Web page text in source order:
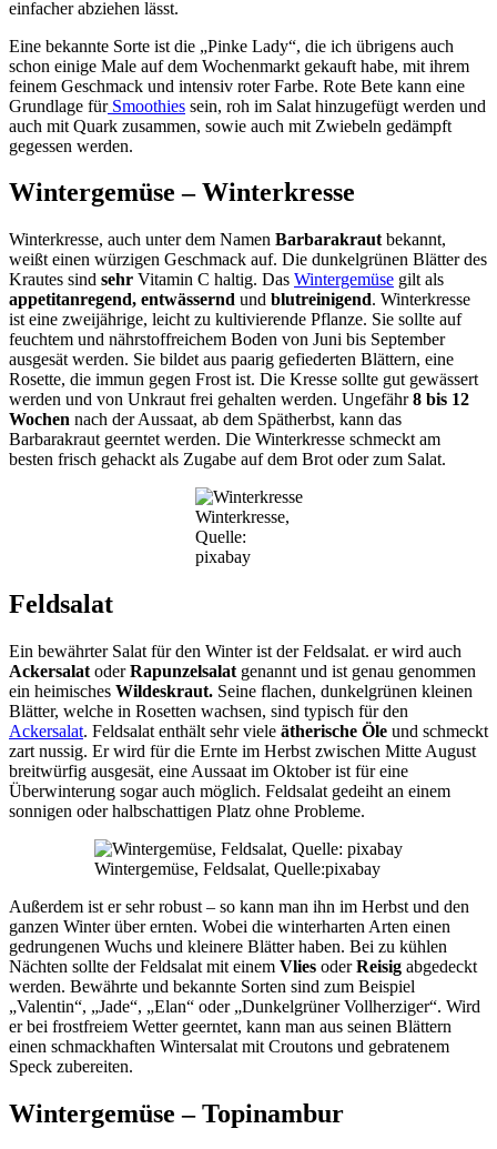
einfacher abziehen lässt.
Eine bekannte Sorte ist die „Pinke Lady“, die ich übrigens auch
schon einige Male auf dem Wochenmarkt gekauft habe, mit ihrem
feinem Geschmack und intensiv roter Farbe. Rote Bete kann eine
Grundlage fürSmoothies sein, roh im Salat hinzugefügt werden und
auch mit Quark zusammen, sowie auch mit Zwiebeln gedämpft
gegessen werden.
Wintergemüse – Winterkresse
Winterkresse, auch unter dem Namen Barbarakraut bekannt,
weißt einen würzigen Geschmack auf. Die dunkelgrünen Blätter des
Krautes sind sehr Vitamin C haltig. Das Wintergemüse gilt als
appetitanregend, entwässernd und blutreinigend. Winterkresse
ist eine zweijährige, leicht zu kultivierende Pflanze. Sie sollte auf
feuchtem und nährstoffreichem Boden von Juni bis September
ausgesät werden. Sie bildet aus paarig gefiederten Blättern, eine
Rosette, die immun gegen Frost ist. Die Kresse sollte gut gewässert
werden und von Unkraut frei gehalten werden. Ungefähr8 bis 12
Wochen nach der Aussaat, ab dem Spätherbst, kann das
Barbarakraut geerntet werden. Die Winterkresse schmeckt am
besten frisch gehackt als Zugabe auf dem Brot oder zum Salat.
Winterkresse,
Quelle:
pixabay
Feldsalat
Ein bewährter Salat für den Winter ist der Feldsalat. er wird auch
Ackersalat oderRapunzelsalat genannt und ist genau genommen
ein heimisches Wildeskraut. Seine flachen, dunkelgrünen kleinen
Blätter, welche in Rosetten wachsen, sind typisch für den
Ackersalat. Feldsalat enthält sehr viele ätherische Öle und schmeckt
zart nussig. Er wird für die Ernte im Herbst zwischen Mitte August
breitwürfig ausgesät, eine Aussaat im Oktober ist für eine
Überwinterung sogar auch möglich. Feldsalat gedeiht an einem
sonnigen oder halbschattigen Platz ohne Probleme.
Wintergemüse, Feldsalat, Quelle:pixabay
Außerdem ist er sehr robust – so kann man ihn im Herbst und den
ganzen Winter über ernten. Wobei die winterharten Arten einen
gedrungenen Wuchs und kleinere Blätter haben. Bei zu kühlen
Nächten sollte der Feldsalat mit einem Vlies oderReisig abgedeckt
werden. Bewährte und bekannte Sorten sind zum Beispiel
„Valentin“, „Jade“, „Elan“ oder „Dunkelgrüner Vollherziger“. Wird
er bei frostfreiem Wetter geerntet, kann man aus seinen Blättern
einen schmackhaften Wintersalat mit Croutons und gebratenem
Speck zubereiten.
Wintergemüse – Topinambur